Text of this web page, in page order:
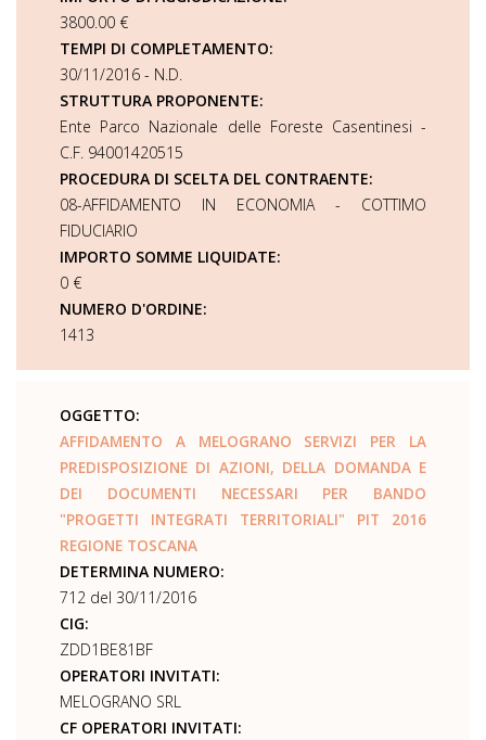
3800.00 €
TEMPI DI COMPLETAMENTO:
30/11/2016 - N.D.
STRUTTURA PROPONENTE:
Ente Parco Nazionale delle Foreste Casentinesi -
C.F. 94001420515
PROCEDURA DI SCELTA DEL CONTRAENTE:
08-AFFIDAMENTO IN ECONOMIA - COTTIMO
FIDUCIARIO
IMPORTO SOMME LIQUIDATE:
0 €
NUMERO D'ORDINE:
1413
OGGETTO:
AFFIDAMENTO A MELOGRANO SERVIZI PER LA
PREDISPOSIZIONE DI AZIONI, DELLA DOMANDA E
DEI DOCUMENTI NECESSARI PER BANDO
"PROGETTI INTEGRATI TERRITORIALI" PIT 2016
REGIONE TOSCANA
DETERMINA NUMERO:
712 del 30/11/2016
CIG:
ZDD1BE81BF
OPERATORI INVITATI:
MELOGRANO SRL
CF OPERATORI INVITATI: